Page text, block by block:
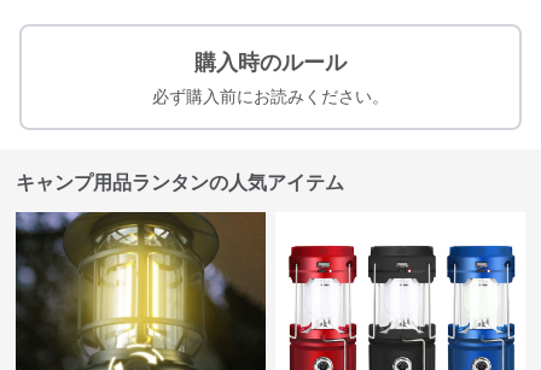
購入時のルール
必ず購入前にお読みください。
キャンプ用品ランタンの人気アイテム